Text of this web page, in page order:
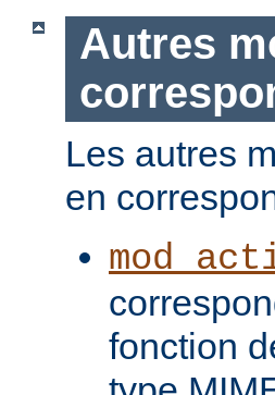
Autres
Les autres
en
fonction